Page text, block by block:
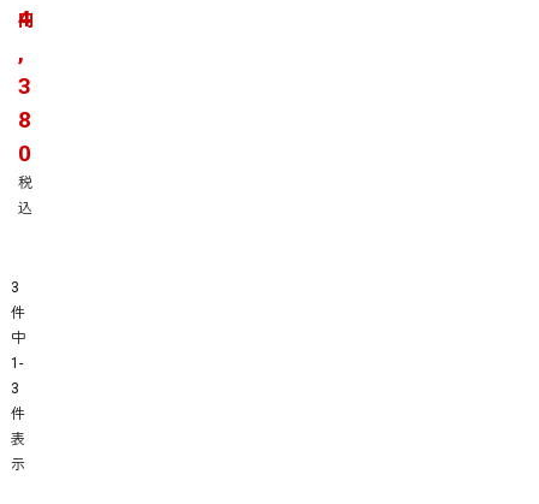
ズ
～
品
目
島
産
野
菜
果
物
セ
サ
イ
ズ
1
～
1
4
,
3
8
0
円
税
込
3
件
中
1-
3
件
表
示